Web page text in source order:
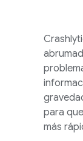
para
más